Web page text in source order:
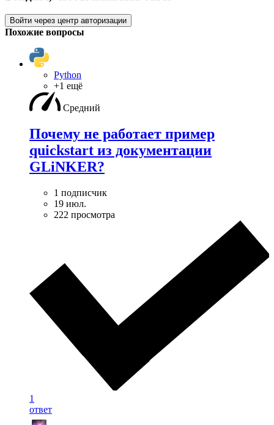
Войти через центр авторизации
Похожие вопросы
Python
+1 ещё
Средний
Почему не работает пример
quickstart из документации
GLiNKER?
1 подписчик
19 июл.
222 просмотра
1
ответ